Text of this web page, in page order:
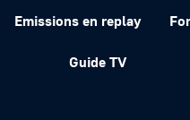
Emissions en replay
Guide TV